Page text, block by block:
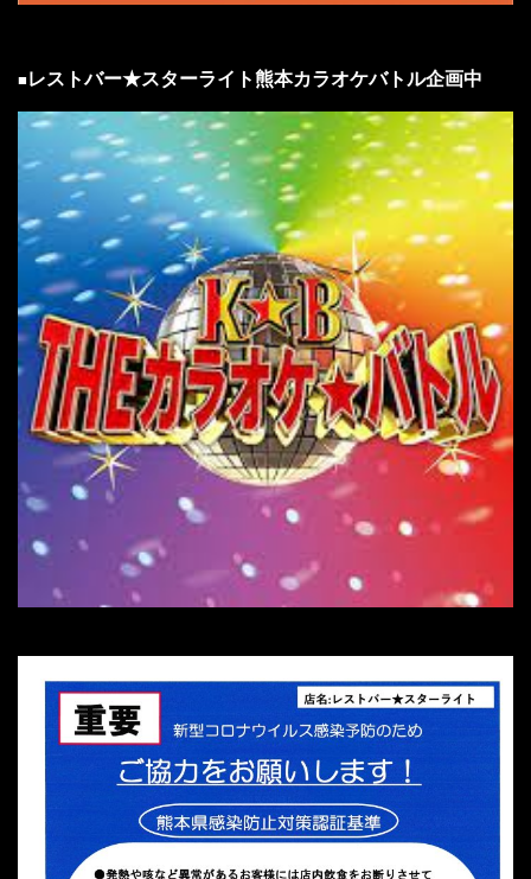
■ レストバー★スターライト熊本カラオケバトル企画中